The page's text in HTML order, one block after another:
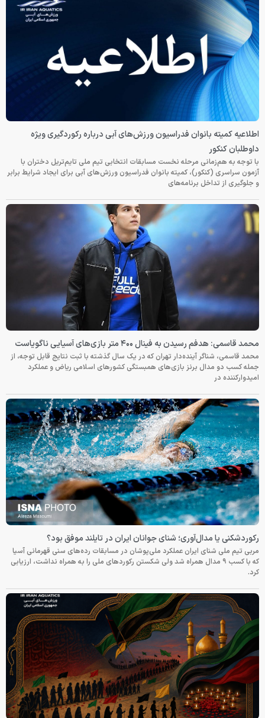
اطلاعیه کمیته بانوان فدراسیون ورزش‌های آبی درباره رکوردگیری ویژه
داوطلبان کنکور
با توجه به هم‌زمانی مرحله نخست مسابقات انتخابی تیم ملی تایم‌تریل دختران با
آزمون سراسری (کنکور)، کمیته بانوان فدراسیون ورزش‌های آبی برای ایجاد شرایط برابر
و جلوگیری از تداخل برنامه‌های
محمد قاسمی: هدفم رسیدن به فینال ۴۰۰ متر بازی‌های آسیایی ناگویاست
محمد قاسمی، شناگر آینده‌دار تهران که در یک سال گذشته با ثبت نتایج قابل توجه، از
جمله کسب دو مدال برنز بازی‌های همبستگی کشورهای اسلامی ریاض و عملکرد
امیدوارکننده در
رکوردشکنی یا مدال‌آوری؛ شنای جوانان ایران در تایلند موفق بود؟
مربی تیم ملی شنای ایران عملکرد ملی‌پوشان در مسابقات رده‌های سنی قهرمانی آسیا
که با کسب ۹ مدال همراه شد ولی شکستن رکوردهای ملی را به همراه نداشت، ارزیابی
کرد.